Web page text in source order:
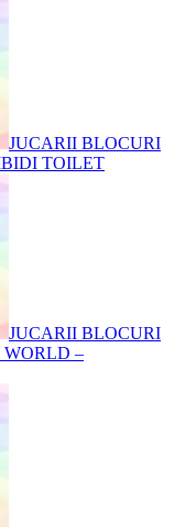
JUCARII BLOCURI
TOILET
JUCARII BLOCURI
WORLD –